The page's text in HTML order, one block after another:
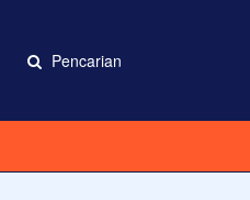
Pencarian